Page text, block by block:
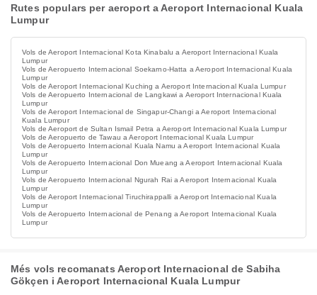
Rutes populars per aeroport a Aeroport Internacional Kuala
Lumpur
Vols de Aeroport Internacional Kota Kinabalu a Aeroport Internacional Kuala
Lumpur
Vols de Aeropuerto Internacional Soekarno-Hatta a Aeroport Internacional Kuala
Lumpur
Vols de Aeroport Internacional Kuching a Aeroport Internacional Kuala Lumpur
Vols de Aeropuerto Internacional de Langkawi a Aeroport Internacional Kuala
Lumpur
Vols de Aeroport Internacional de Singapur-Changi a Aeroport Internacional
Kuala Lumpur
Vols de Aeroport de Sultan Ismail Petra a Aeroport Internacional Kuala Lumpur
Vols de Aeropuerto de Tawau a Aeroport Internacional Kuala Lumpur
Vols de Aeropuerto Internacional Kuala Namu a Aeroport Internacional Kuala
Lumpur
Vols de Aeropuerto Internacional Don Mueang a Aeroport Internacional Kuala
Lumpur
Vols de Aeropuerto Internacional Ngurah Rai a Aeroport Internacional Kuala
Lumpur
Vols de Aeroport Internacional Tiruchirappalli a Aeroport Internacional Kuala
Lumpur
Vols de Aeropuerto Internacional de Penang a Aeroport Internacional Kuala
Lumpur
Més vols recomanats Aeroport Internacional de Sabiha
Gökçen i Aeroport Internacional Kuala Lumpur